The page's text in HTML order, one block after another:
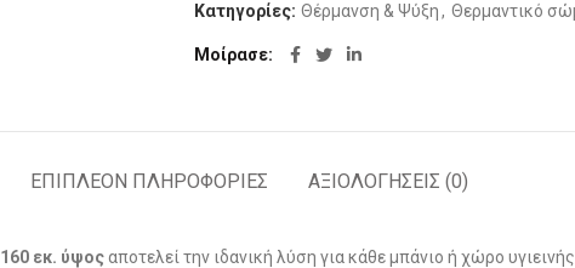
Κατηγορίες: Θέρμανση & Ψύξη, Θερμαντικό
Μοίρασε
ΕΠΙΠΛΈΟΝ ΠΛΗΡΟΦΟΡΊΕΣ ΑΞΙΟΛΟΓΉΣΕΙΣ (0)
160 εκ. ύψοςαποτελεί την ιδανική λύση για κάθε μπάνιο ή χώρο